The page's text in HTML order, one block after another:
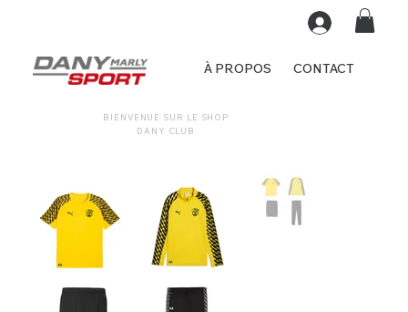
DANY CLUB
BIENVENUE SUR LE SHOP
À PROPOS CONTACT